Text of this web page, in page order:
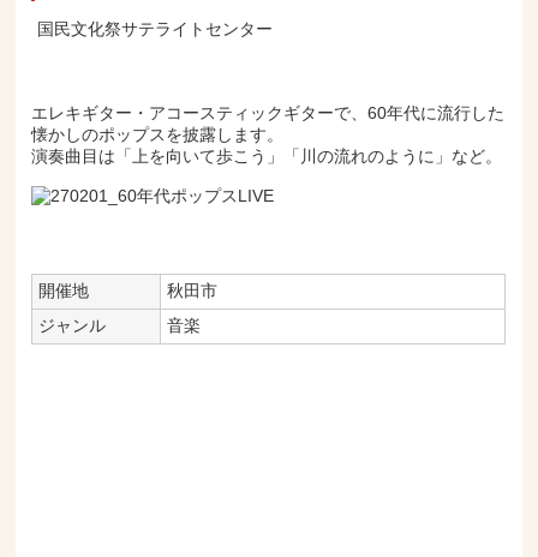
国民文化祭サテライトセンター
エレキギター・アコースティックギターで、60年代に流行した
懐かしのポップスを披露します。
演奏曲目は「上を向いて歩こう」「川の流れのように」など。
開催地
秋田市
ジャンル
音楽